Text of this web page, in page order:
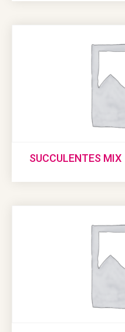
SUCCULENTES MIX